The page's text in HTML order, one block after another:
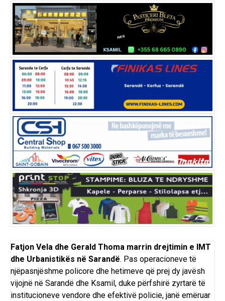
Fatjon Vela dhe Gerald Thoma marrin drejtimin e IMT
dhe Urbanistikës në Sarandë. Pas operacioneve të
njëpasnjëshme policore dhe hetimeve që prej dy javësh
vijojnë në Sarandë dhe Ksamil, duke përfshirë zyrtarë të
institucioneve vendore dhe efektivë policie, janë emëruar